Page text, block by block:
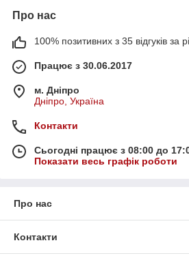
Про нас
100% позитивних з 35 відгуків за
Працює з 30.06.2017
м. Дніпро
Дніпро, Україна
Контакти
Сьогодні працює з 08:00 до
Показати весь графік роботи
Про нас
Контакти